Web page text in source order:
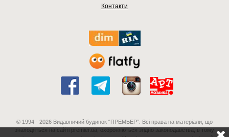
Контакти
© 1994 - 2026 Видавничий будинок “ПРЕМЬЕР”. Всі права на матеріали, що
знаходяться на сайті premier.ua, охороняються згідно законодавства, в тому